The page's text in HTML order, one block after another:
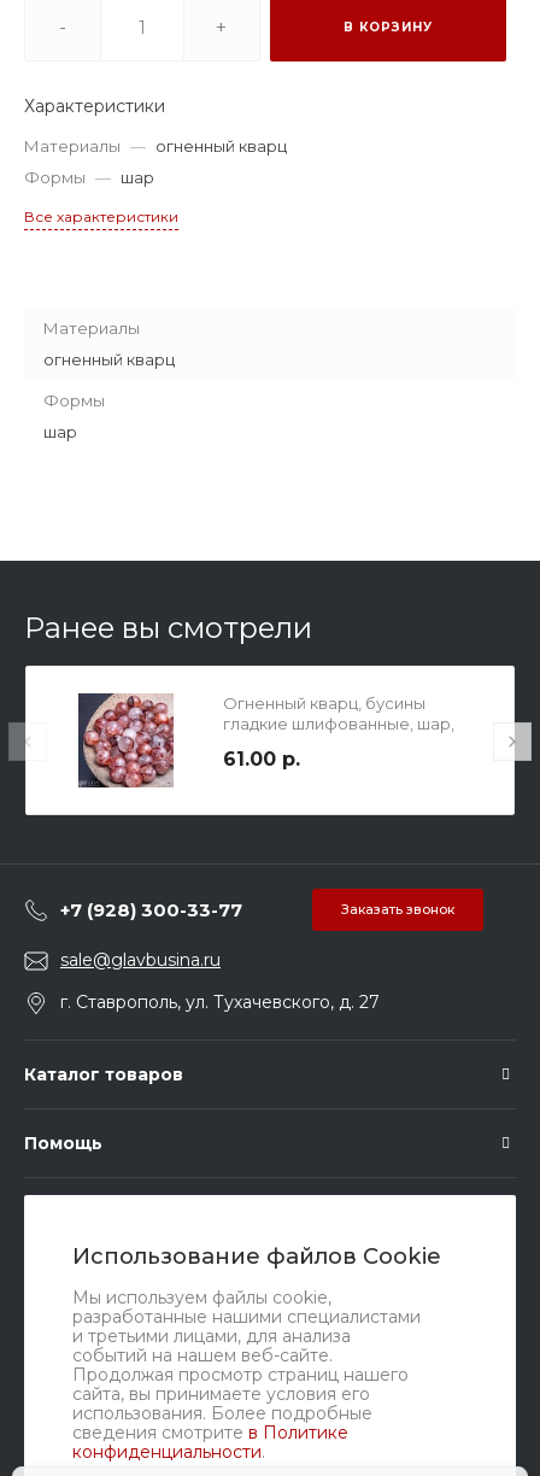
Использование файлов Cookie
Мы используем файлы cookie,
разработанные нашими специалистами
и третьими лицами, для анализа
событий на нашем веб-сайте.
Продолжая просмотр страниц нашего
сайта, вы принимаете условия его
использования. Более подробные
сведения смотрите в Политике
конфиденциальности.
- + В КОРЗИНУ
Характеристики
Материалы — огненный кварц
Формы — шар
Все характеристики
Материалы
огненный кварц
Формы
шар
Ранее вы смотрели
Огненный кварц, бусины
гладкие шлифованные, шар,
61.00 р.
+7 (928) 300-33-77 Заказать звонок
sale@glavbusina.ru
г. Ставрополь, ул. Тухачевского, д. 27
Каталог товаров
Помощь
Мы в соц. сетях